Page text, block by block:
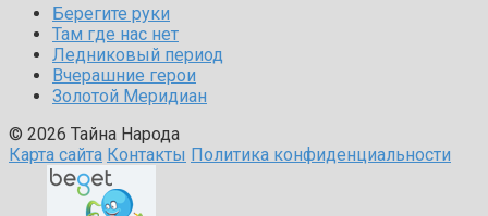
Берегите руки
Там где нас нет
Ледниковый период
Вчерашние герои
Золотой Меридиан
© 2026 Тайна Народа
Карта сайта Контакты Политика конфиденциальности